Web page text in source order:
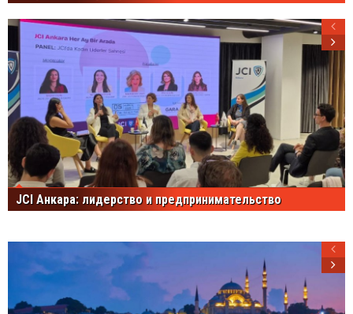
JCI Анкара: лидерство и предпринимательство